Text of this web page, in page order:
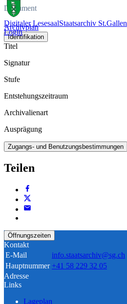
Digitaler LesesaalStaatsarchiv St.Gallen
Login
Dokument
Archivplan
Identifikation
Titel
Signatur
Stufe
Entstehungszeitraum
Archivalienart
Ausprägung
Zugangs- und Benutzungsbestimmungen
Teilen
Öffnungszeiten
Kontakt
E-Mail
info.staatsarchiv@sg.ch
Hauptnummer +41 58 229 32 05
Adresse
Links
Lageplan